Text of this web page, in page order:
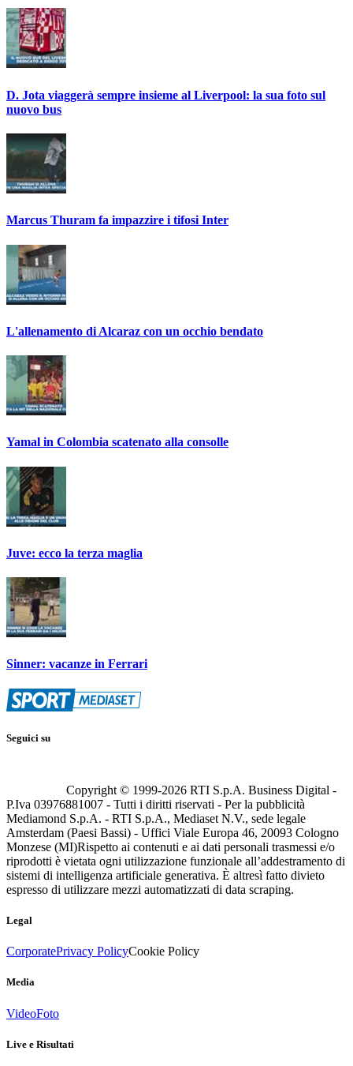
D. Jota viaggerà sempre insieme al Liverpool: la sua foto sul
nuovo bus
Marcus Thuram fa impazzire i tifosi Inter
L'allenamento di Alcaraz con un occhio bendato
Yamal in Colombia scatenato alla consolle
Juve: ecco la terza maglia
Sinner: vacanze in Ferrari
Seguici su
Copyright © 1999-2026 RTI S.p.A. Business Digital -
P.Iva 03976881007 - Tutti i diritti riservati - Per la pubblicità
Mediamond S.p.A. - RTI S.p.A., Mediaset N.V., sede legale
Amsterdam (Paesi Bassi) - Uffici Viale Europa 46, 20093 Cologno
Monzese (MI)Rispetto ai contenuti e ai dati personali trasmessi e/o
riprodotti è vietata ogni utilizzazione funzionale all’addestramento di
sistemi di intelligenza artificiale generativa. È altresì fatto divieto
espresso di utilizzare mezzi automatizzati di data scraping.
Legal
CorporatePrivacy PolicyCookie Policy
Media
VideoFoto
Live e Risultati